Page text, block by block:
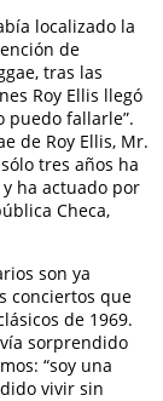
localizado la
de
tras las
Roy Ellis llegó
puedo fallarle”.
de Roy Ellis, Mr.
tres años ha
ha actuado por
Checa,
son ya
conciertos que
de 1969.
sorprendido
“soy una
vivir sin